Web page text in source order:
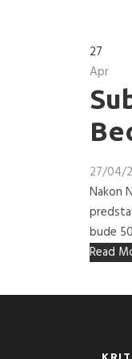
27
Apr
27/04/
Nakon
bude
Read